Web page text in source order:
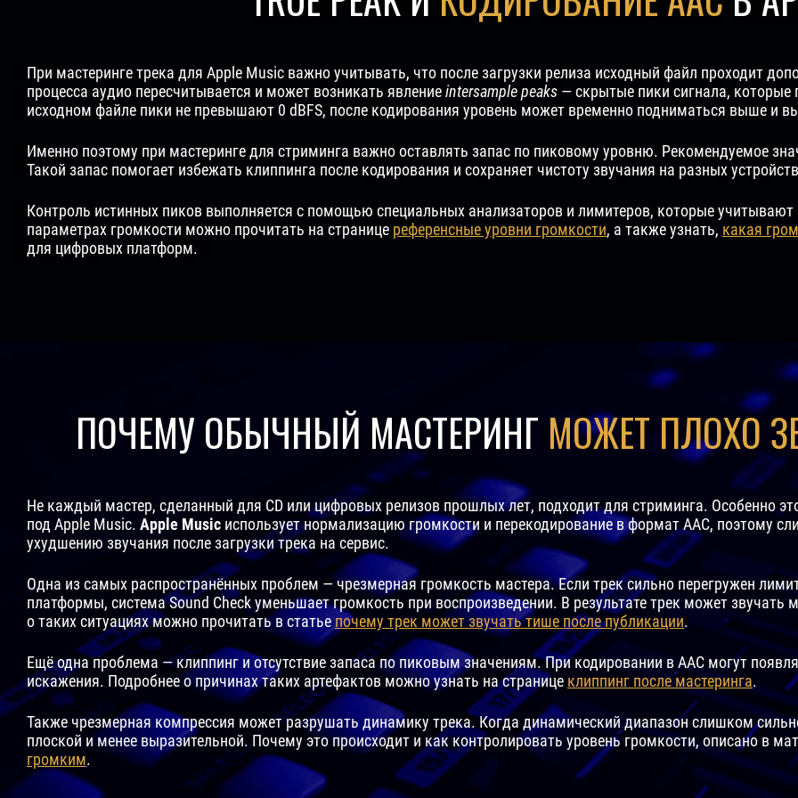
При мастеринге трека для Apple Music важно учитывать, что после загрузки релиза исходный файл проходит
процесса аудио пересчитывается и может возникать явлениеintersample peaks — скрытые пики сигнала,
исходном файле пики не превышают 0 dBFS, после кодирования уровень может временно подниматься выше и
Именно поэтому при мастеринге для стриминга важно оставлять запас по пиковому уровню. Рекомендуемое
Такой запас помогает избежать клиппинга после кодирования и сохраняет чистоту звучания на разных
Контроль истинных пиков выполняется с помощью специальных анализаторов и лимитеров, которые
параметрах громкости можно прочитать на странице референсные уровни громкости, а также узнать, какая
для цифровых платформ.
ПОЧЕМУ ОБЫЧНЫЙ МАСТЕРИНГ МОЖЕТ ПЛОХО
Не каждый мастер, сделанный для CD или цифровых релизов прошлых лет, подходит для стриминга. Особенно
под Apple Music. Apple Music использует нормализацию громкости и перекодирование в формат AAC, поэтому
ухудшению звучания после загрузки трека на сервис.
Одна из самых распространённых проблем — чрезмерная громкость мастера. Если трек сильно перегружен
платформы, система Sound Check уменьшает громкость при воспроизведении. В результате трек может
о таких ситуациях можно прочитать в статье почему трек может звучать тише после публикации.
Ещё одна проблема — клиппинг и отсутствие запаса по пиковым значениям. При кодировании в AAC могут
искажения. Подробнее о причинах таких артефактов можно узнать на странице клиппинг после мастеринга.
Также чрезмерная компрессия может разрушать динамику трека. Когда динамический диапазон слишком
плоской и менее выразительной. Почему это происходит и как контролировать уровень громкости, описано в
громким.